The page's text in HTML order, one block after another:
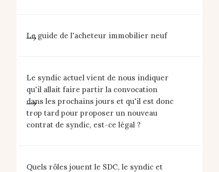
Le guide de l'acheteur immobilier neuf
Le syndic actuel vient de nous indiquer
qu'il allait faire partir la convocation
dans les prochains jours et qu'il est donc
trop tard pour proposer un nouveau
contrat de syndic, est-ce légal ?
Quels rôles jouent le SDC, le syndic et